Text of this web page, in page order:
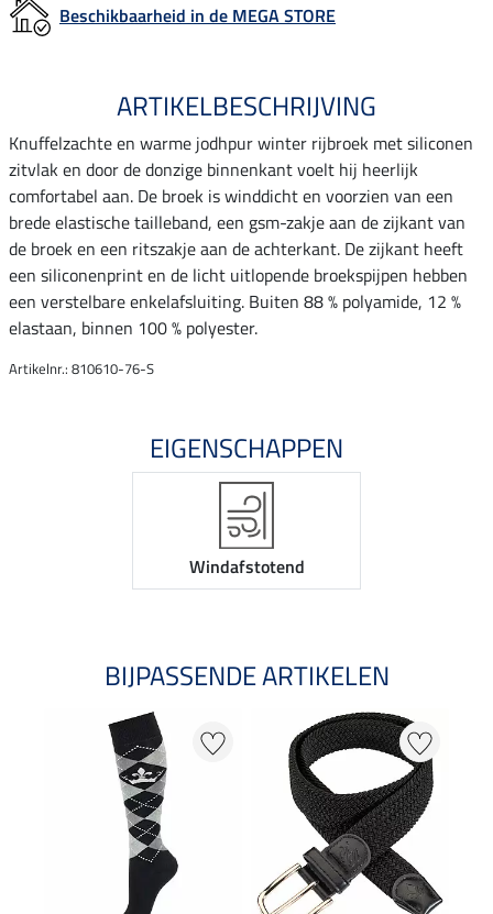
Beschikbaarheid in de MEGA STORE
ARTIKELBESCHRIJVING
Knuffelzachte en warme jodhpur winter rijbroek met siliconen
zitvlak en door de donzige binnenkant voelt hij heerlijk
comfortabel aan. De broek is winddicht en voorzien van een
brede elastische tailleband, een gsm-zakje aan de zijkant van
de broek en een ritszakje aan de achterkant. De zijkant heeft
een siliconenprint en de licht uitlopende broekspijpen hebben
een verstelbare enkelafsluiting. Buiten 88 % polyamide, 12 %
elastaan, binnen 100 % polyester.
Artikelnr.: 810610-76-S
EIGENSCHAPPEN
Windafstotend
BIJPASSENDE ARTIKELEN